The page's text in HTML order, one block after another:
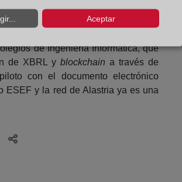
ESEF para demostrar, según
de Ingeniería Informática, que
de XBRL y blockchain a través de
con el documento electrónico
ESEF y la red de Alastria ya es una
Aceptar